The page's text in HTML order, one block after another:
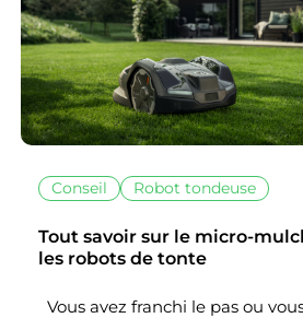
Conseil Robot tondeuse
Tout savoir sur le micro-
les robots de tonte
Vous avez franchi le pas ou